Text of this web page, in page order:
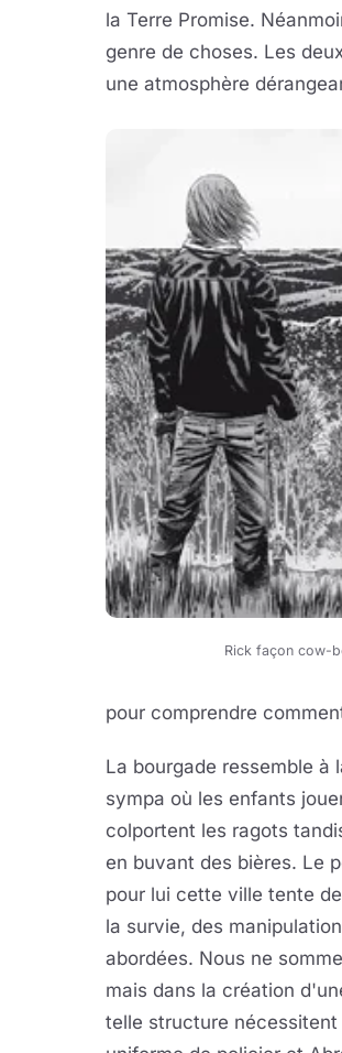
la Terre Promise.
genre de choses. Les
une atmosphère
Rick façon cow-
pour comprendre
La bourgade ressemble à
sympa où les enfants
colportent les ragots
en buvant des bières. Le
pour lui cette ville tente
la survie, des
abordées. Nous ne
mais dans la création
telle structure